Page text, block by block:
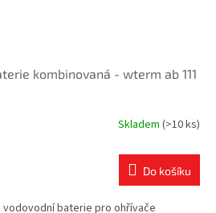
kombinovaná - wterm ab 111
Skladem (>10 ks)
Do košíku
baterie pro ohřívače